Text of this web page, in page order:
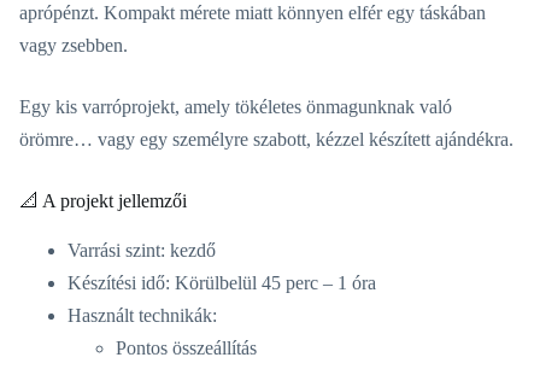
aprópénzt. Kompakt mérete miatt könnyen elfér egy táskában
vagy zsebben.
Egy kis varróprojekt, amely tökéletes önmagunknak való
örömre… vagy egy személyre szabott, kézzel készített ajándékra.
📐 A projekt jellemzői
Varrási szint: kezdő
Készítési idő: Körülbelül 45 perc – 1 óra
Használt technikák:
Pontos összeállítás